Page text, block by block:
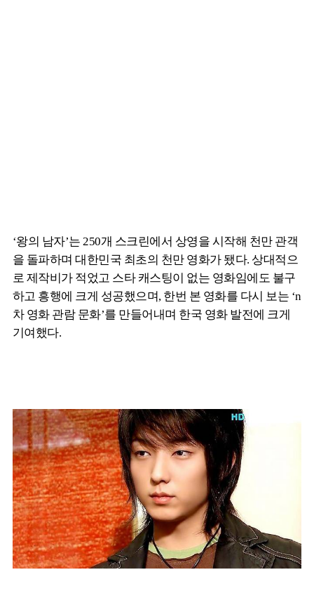
‘왕의 남자’는 250개 스크린에서 상영을 시작해 천만 관객
을 돌파하며 대한민국 최초의 천만 영화가 됐다. 상대적으
로 제작비가 적었고 스타 캐스팅이 없는 영화임에도 불구
하고 흥행에 크게 성공했으며, 한번 본 영화를 다시 보는 ‘n
차 영화 관람 문화’를 만들어내며 한국 영화 발전에 크게
기여했다.